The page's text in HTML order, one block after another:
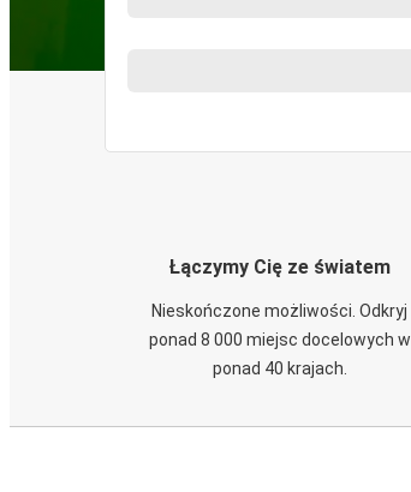
Łączymy Cię ze światem
Nieskończone możliwości. Odkryj
ponad 8 000 miejsc docelowych w
ponad 40 krajach.